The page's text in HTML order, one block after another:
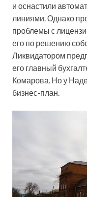
и оснастили
линиями. Однако
проблемы с
его по решению
Ликвидатором
его главный
Комарова. Но у
бизнес-план.